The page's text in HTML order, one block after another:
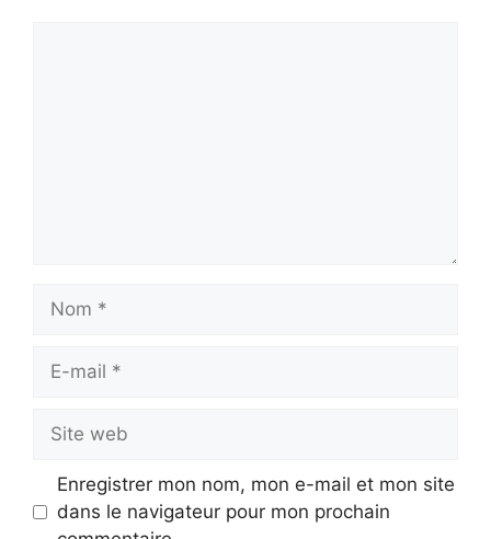
Nom
Site
web
Enregistrer mon nom, mon e-mail et mon site
dans le navigateur pour mon prochain